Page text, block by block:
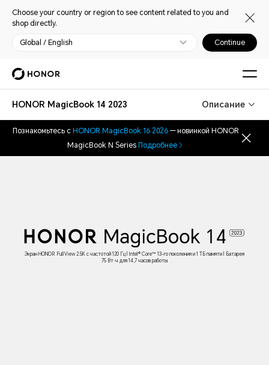
Choose your country or region to see content related to you and
shop directly.
Global / English Continue
HONOR MagicBook 14 2023 Описание
Познакомьтесь с HONOR MagicBook 16 2026— новинкой HONOR
MagicBook N Series Подробнее
Экран HONOR FullView 2.5K с частотой 120 Гц | Intel® Core™ 13-го поколения и 1 ТБ памяти | Батарея
75 Вт⋅ч для 14,7 часов работы